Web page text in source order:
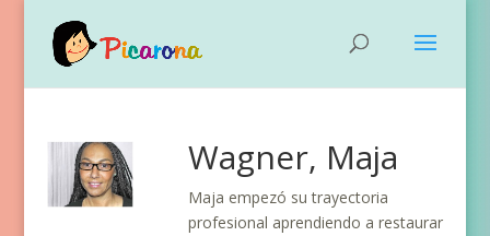
Wagner, Maja
Maja empezó su trayectoria
profesional aprendiendo a restaurar